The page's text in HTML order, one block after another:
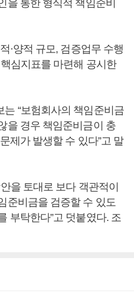
을 통한 형식적 책임준비
·양적 규모, 검증업무 수행
심지표를 마련해 공시한
“보험회사의 책임준비금
을 경우 책임준비금이 충
제가 발생할 수 있다”고 말
을 토대로 보다 객관적이
준비금을 검증할 수 있도
부탁한다”고 덧붙였다. 조